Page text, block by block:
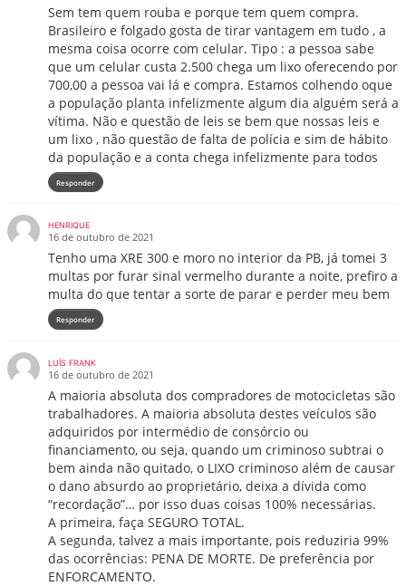
Sem tem quem rouba e porque tem quem compra.
Brasileiro e folgado gosta de tirar vantagem em tudo , a
mesma coisa ocorre com celular. Tipo : a pessoa sabe
que um celular custa 2.500 chega um lixo oferecendo por
700,00 a pessoa vai lá e compra. Estamos colhendo oque
a população planta infelizmente algum dia alguém será a
vítima. Não e questão de leis se bem que nossas leis e
um lixo , não questão de falta de polícia e sim de hábito
da população e a conta chega infelizmente para todos
Responder
HENRIQUE
16 de outubro de 2021
Tenho uma XRE 300 e moro no interior da PB, já tomei 3
multas por furar sinal vermelho durante a noite, prefiro a
multa do que tentar a sorte de parar e perder meu bem
Responder
LUÍS FRANK
16 de outubro de 2021
A maioria absoluta dos compradores de motocicletas são
trabalhadores. A maioria absoluta destes veículos são
adquiridos por intermédio de consórcio ou
financiamento, ou seja, quando um criminoso subtrai o
bem ainda não quitado, o LIXO criminoso além de causar
o dano absurdo ao proprietário, deixa a dívida como
“recordação”… por isso duas coisas 100% necessárias.
A primeira, faça SEGURO TOTAL.
A segunda, talvez a mais importante, pois reduziria 99%
das ocorrências: PENA DE MORTE. De preferência por
ENFORCAMENTO.